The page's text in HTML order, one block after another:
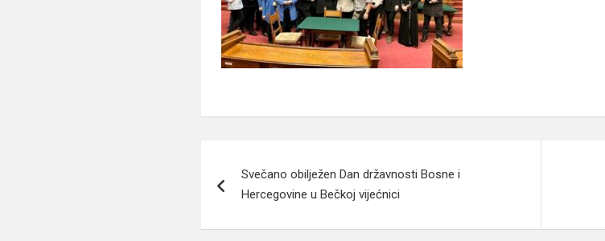
članaka
Svečano obilježen Dan državnosti Bosne i
Hercegovine u Bečkoj vijećnici